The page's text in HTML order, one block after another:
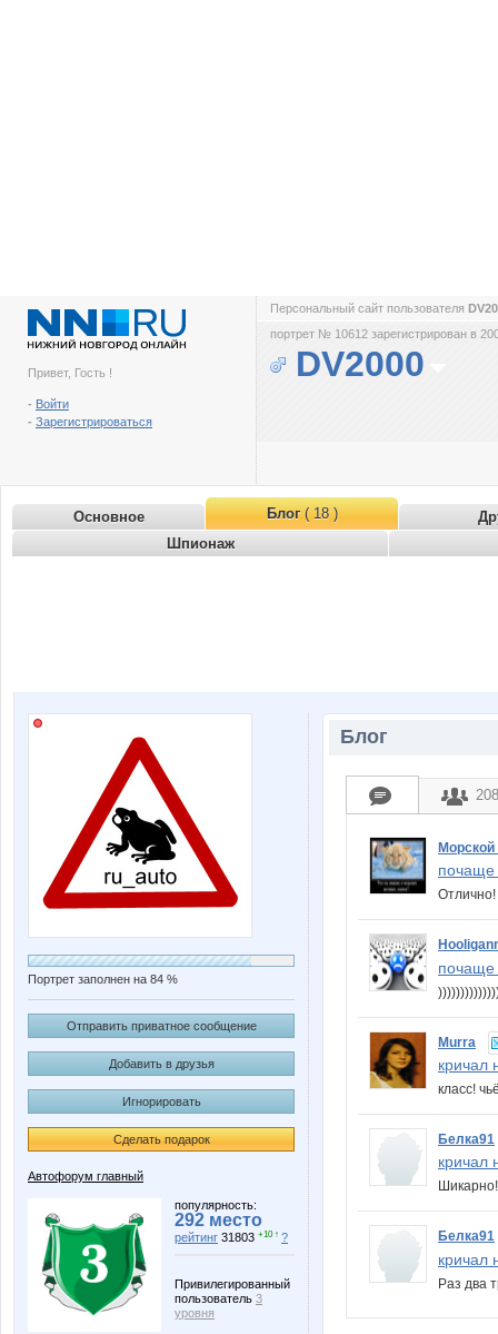
Привет, Гость !
- Войти
- Зарегистрироваться
Персональный сайт пользователя
портрет № 10612 зарегистрирован в
DV2000
Основное Блог( 18 )
Шпионаж
Портрет заполнен на 84 %
Отправить приватное сообщение
Добавить в друзья
Игнорировать
Сделать подарок
Автофорум главный
популярность:
292 место
рейтинг 31803 +10 ↑ ?
Привилегированный
пользователь 3
уровня
Блог
208
Морской
почаще
почаще
Murra
кричал
класс!
Белка91
кричал
Белка91
кричал
Раз два